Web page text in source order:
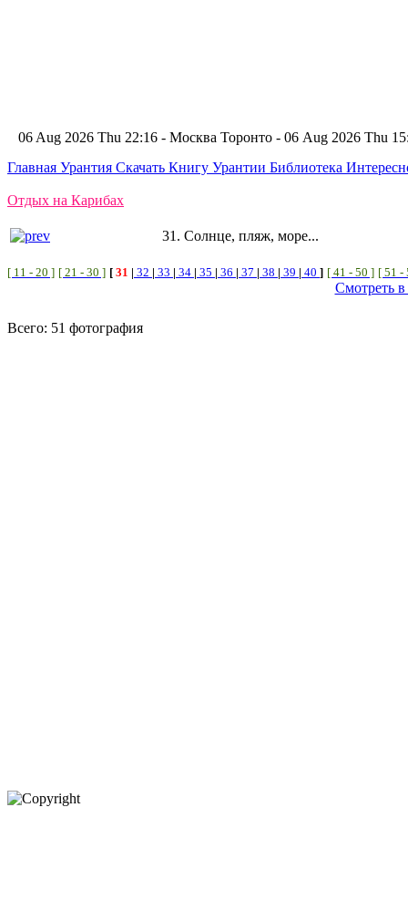
06 Aug 2026 Thu 22:16 - Москва Торонто - 06 Aug 2026 Thu
Главная Урантия Скачать Книгу Урантии Библиотека
Отдых на Карибах
31. Солнце, пляж, море...
[ 11 - 20 ] [ 21 - 30 ] [ 31 | 32 | 33 | 34 | 35 | 36 | 37 | 38 | 39 | 40 ] [ 41 - 50 ] [ 51 -
Смотреть
Всего: 51 фотография